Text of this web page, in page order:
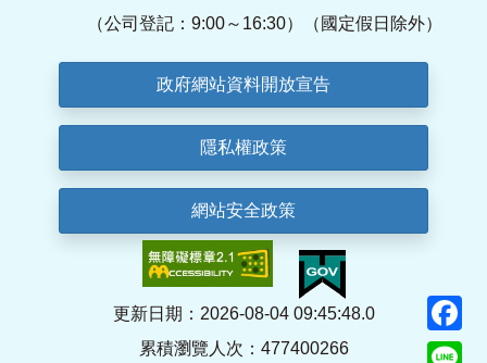
（公司登記：9:00～16:30）（國定假日除外）
政府網站資料開放宣告
隱私權政策
網站安全政策
更新日期：2026-08-04 09:45:48.0
累積瀏覽人次：477400266